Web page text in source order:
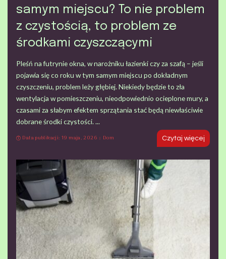
samym miejscu? To nie problem
z czystością, to problem ze
środkami czyszczącymi
Pleśń na futrynie okna, w narożniku łazienki czy za szafą – jeśli
pojawia się co roku w tym samym miejscu po dokładnym
czyszczeniu, problem leży głębiej. Niekiedy będzie to zła
wentylacja w pomieszczeniu, nieodpowiednio ocieplone mury, a
czasami za słabym efektem sprzątania stać będą niewłaściwie
dobrane środki czystości. ...
Data publikacji: 19 maja, 2026
Dom Czytaj więcej